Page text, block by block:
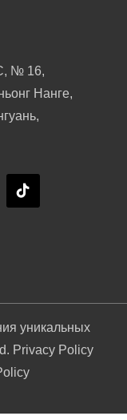
№ 16,
Нанге,
уникальных
Privacy Policy